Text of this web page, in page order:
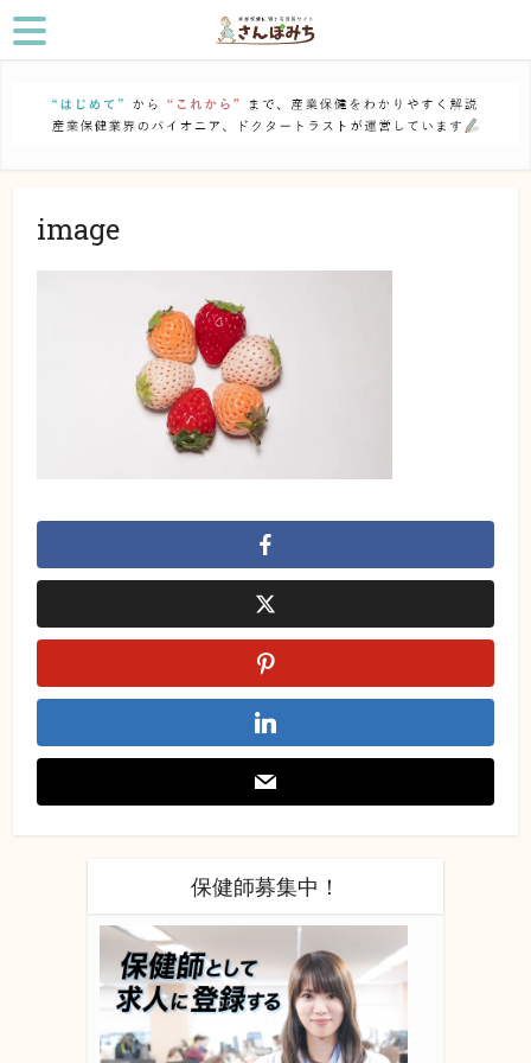
image
保健師募集中！